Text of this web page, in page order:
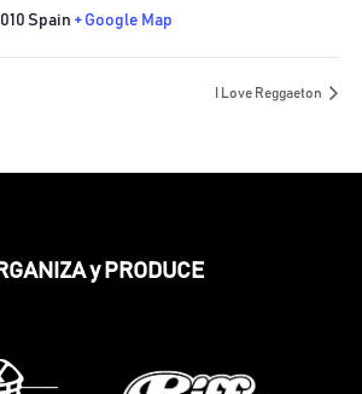
Spain + Google Map
I Love Reggaeton
y PRODUCE